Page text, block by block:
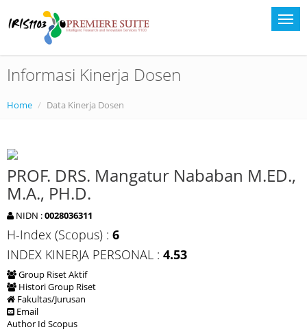
Informasi Kinerja Dosen
Home Data Kinerja Dosen
PROF. DRS. Mangatur Nababan M.ED.,
M.A., PH.D.
NIDN :0028036311
H-Index (Scopus) : 6
INDEX KINERJA PERSONAL : 4.53
Group Riset Aktif
Histori Group Riset
Fakultas/Jurusan
Email
Author Id Scopus